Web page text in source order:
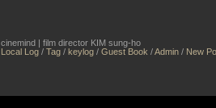
cinemind | film director KIM sung-ho
Local Log /Tag /keylog /Guest Book /Admin / New